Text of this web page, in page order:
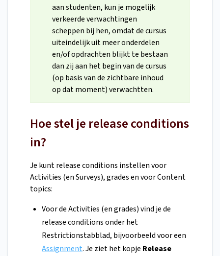
aan studenten, kun je mogelijk
verkeerde verwachtingen
scheppen bij hen, omdat de cursus
uiteindelijk uit meer onderdelen
en/of opdrachten blijkt te bestaan
dan zij aan het begin van de cursus
(op basis van de zichtbare inhoud
op dat moment) verwachtten.
Hoe stel je release conditions
in?
Je kunt release conditions instellen voor
Activities (en Surveys), grades en voor Content
topics:
Voor de Activities (en grades) vind je de
release conditions onder het
Restrictionstabblad, bijvoorbeeld voor een
Assignment. Je ziet het kopje Release